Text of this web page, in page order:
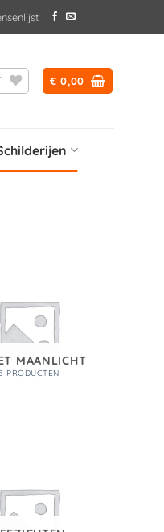
€ 0,00
MAANLICHT
PRODUCTEN